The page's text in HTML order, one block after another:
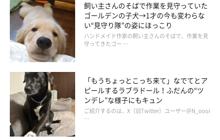
飼い主さんのそばで作業を見守っていた
ゴールデンの子犬→1才の今も変わらな
い“見守り隊”の姿にほっこり
ハンドメイド作家の飼い主さんのそばで、作業を見
守ってきたゴー …
「もうちょっとこっち来て」なでてとア
ピールするラブラドール！ふだんの“ツ
ンデレ”な様子にもキュン
ご紹介するのは、X（旧Twitter）ユーザー＠N_oooi
…